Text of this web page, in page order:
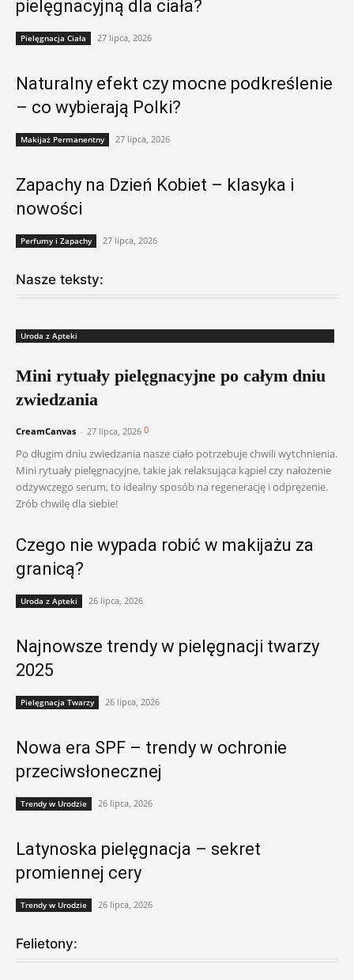
pielęgnacyjną dla ciała?
Pielęgnacja Ciała 27 lipca, 2026
Naturalny efekt czy mocne podkreślenie
– co wybierają Polki?
Makijaż Permanentny 27 lipca, 2026
Zapachy na Dzień Kobiet – klasyka i
nowości
Perfumy i Zapachy 27 lipca, 2026
Nasze teksty:
Uroda z Apteki
Mini rytuały pielęgnacyjne po całym dniu
zwiedzania
CreamCanvas - 27 lipca, 2026 0
Po długim dniu zwiedzania nasze ciało potrzebuje chwili wytchnienia.
Mini rytuały pielęgnacyjne, takie jak relaksująca kąpiel czy nałożenie
odżywczego serum, to idealny sposób na regenerację i odprężenie.
Zrób chwilę dla siebie!
Czego nie wypada robić w makijażu za
granicą?
Uroda z Apteki 26 lipca, 2026
Najnowsze trendy w pielęgnacji twarzy
2025
Pielęgnacja Twarzy 26 lipca, 2026
Nowa era SPF – trendy w ochronie
przeciwsłonecznej
Trendy w Urodzie 26 lipca, 2026
Latynoska pielęgnacja – sekret
promiennej cery
Trendy w Urodzie 26 lipca, 2026
Felietony: